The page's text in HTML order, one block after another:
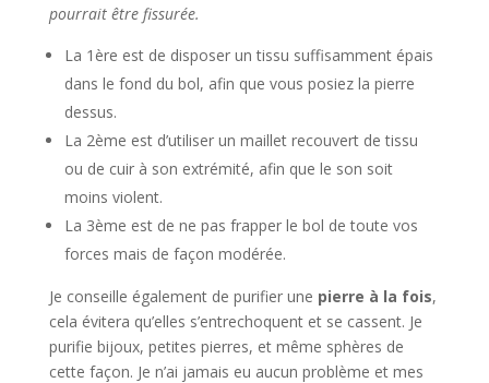
pourrait être fissurée.
La 1ère est de disposer un tissu suffisamment épais
dans le fond du bol, afin que vous posiez la pierre
dessus.
La 2ème est d’utiliser un maillet recouvert de tissu
ou de cuir à son extrémité, afin que le son soit
moins violent.
La 3ème est de ne pas frapper le bol de toute vos
forces mais de façon modérée.
Je conseille également de purifier une pierre à la fois,
cela évitera qu’elles s’entrechoquent et se cassent. Je
purifie bijoux, petites pierres, et même sphères de
cette façon. Je n’ai jamais eu aucun problème et mes